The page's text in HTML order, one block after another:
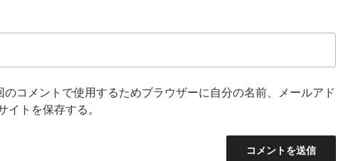
のコメントで使用するためブラウザーに自分の名前、メールアド
イトを保存する。